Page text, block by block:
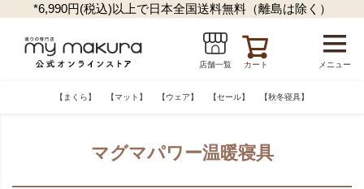
*6,990円(税込)以上で日本全国送料無料（離島は除く）
店舗一覧 カート メニュー
【まくら】 【マット】 【ウェア】 【セール】 【秋冬寝具】
マグマパワー温暖寝具